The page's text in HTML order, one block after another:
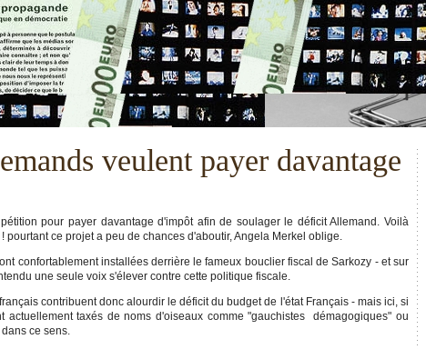
veulent payer davantage
pour payer davantage d'impôt afin de soulager le déficit Allemand. Voilà
ce projet a peu de chances d'aboutir, Angela Merkel oblige.
confortablement installées derrière le fameux bouclier fiscal de Sarkozy - et sur
une seule voix s'élever contre cette politique fiscale.
contribuent donc alourdir le déficit du budget de l'état Français - mais ici, si
actuellement taxés de noms d'oiseaux comme "gauchistes démagogiques" ou
ce sens.